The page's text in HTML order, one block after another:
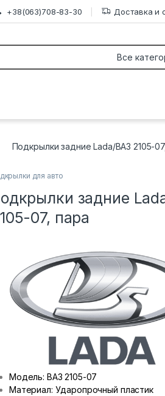
+38(063)708-83-30 Доставка и
Подкрылки задние Lada/ВАЗ 2105-
для авто
задние
07, пара
Модель: ВАЗ 2105-07
Материал: Ударопрочный пластик